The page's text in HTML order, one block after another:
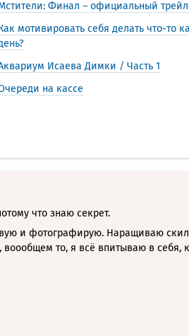
Финал – официальный
мотивировать себя делать что-то
Исаева Димки / Часть 1
на кассе
что знаю секрет.
и фотографирую. Наращиваю
воообщем то, я всё впитываю в себя,